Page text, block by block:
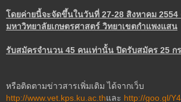
โดยค่ายนี้จะจัดขึ้นในวันที่ 27-28 สิงหาคม
มหาวิทยาลัยเกษตรศาสตร์ วิทยาเขตกำแพงแสน
รับสมัครจำนวน 45 คนเท่านั้น ปิดรับสมัคร 25 ก
หรือติดตามข่าวสารเพิ่มเติม ได้จากเว็บ
http://www.vet.kps.ku.ac.thและ http://goo.gl/